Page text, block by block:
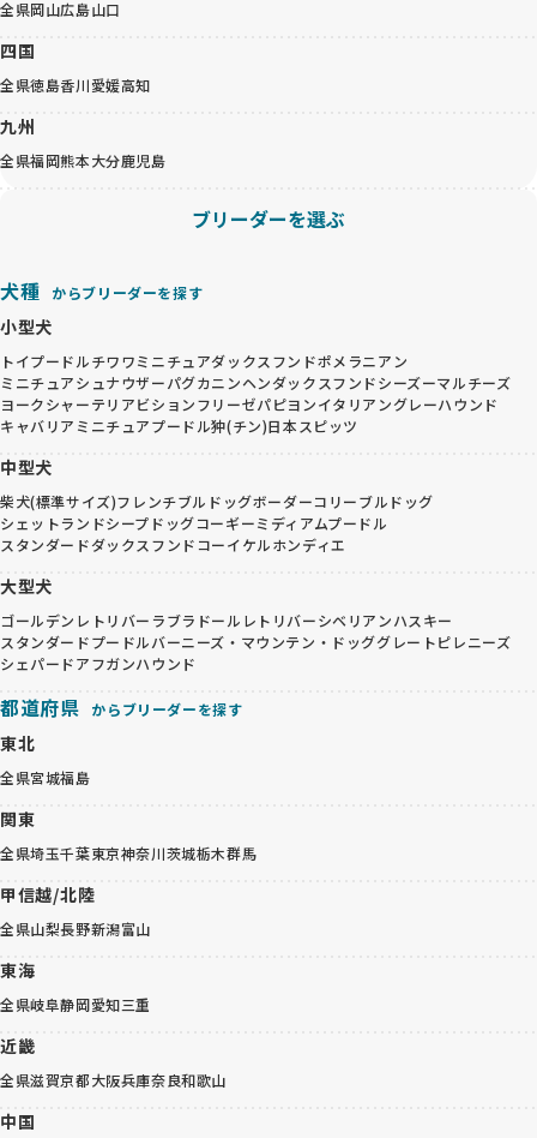
全県岡山広島山口
四国
全県徳島香川愛媛高知
九州
全県福岡熊本大分鹿児島
ブリーダーを選ぶ
犬種 からブリーダーを探す
小型犬
トイプードルチワワミニチュアダックスフンドポメラニアン
ミニチュアシュナウザーパグカニンヘンダックスフンドシーズーマルチーズ
ヨークシャーテリアビションフリーゼパピヨンイタリアングレーハウンド
キャバリア ミニチュアプードル狆(チン)日本スピッツ
中型犬
柴犬(標準サイズ)フレンチブルドッグボーダーコリーブルドッグ
シェットランドシープドッグコーギーミディアムプードル
スタンダードダックスフンドコーイケルホンディエ
大型犬
ゴールデンレトリバー ラブラドールレトリバーシベリアンハスキー
スタンダードプードルバーニーズ・マウンテン・ドッググレートピレニーズ
シェパードアフガンハウンド
都道府県 からブリーダーを探す
東北
全県宮城福島
関東
全県埼玉千葉東京神奈川茨城栃木群馬
甲信越/北陸
全県山梨長野新潟富山
東海
全県岐阜静岡愛知三重
近畿
全県滋賀京都大阪兵庫奈良和歌山
中国